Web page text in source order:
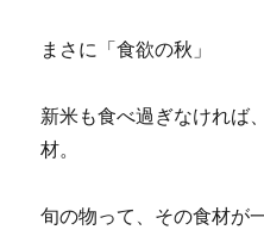
まさに「食欲の秋」
新米も食べ過ぎなければ
材。
旬の物って、その食材が